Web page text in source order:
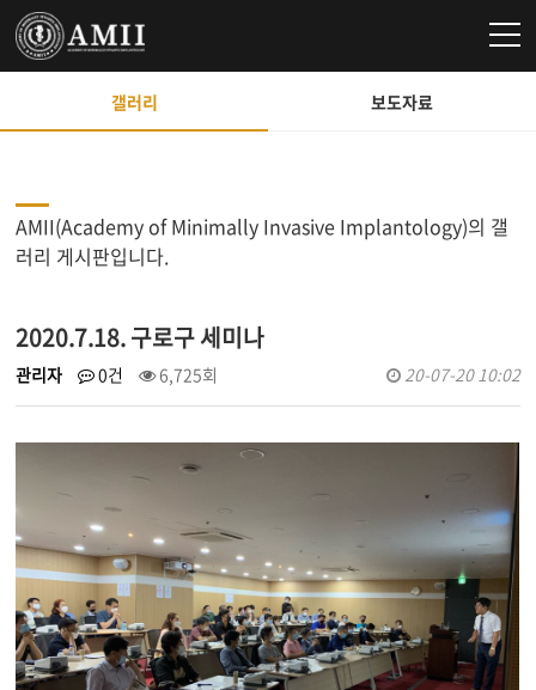
갤러리 보도자료
AMII(Academy of Minimally Invasive Implantology)의 갤
러리 게시판입니다.
2020.7.18. 구로구 세미나
관리자 0건 6,725회 20-07-20 10:02